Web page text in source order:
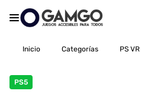
Inicio Categorías PS VR
PS5